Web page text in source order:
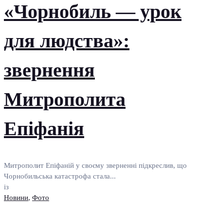
«Чорнобиль — урок
для людства»:
звернення
Митрополита
Епіфанія
Митрополит Епіфаній у своєму зверненні підкреслив, що
Чорнобильська катастрофа стала...
із
Новини, Фото